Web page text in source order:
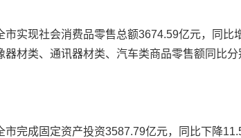
现社会消费品零售总额3674.59亿元，同比
器材类、通讯器材类、汽车类商品零售额同比分
成固定资产投资3587.79亿元，同比下降